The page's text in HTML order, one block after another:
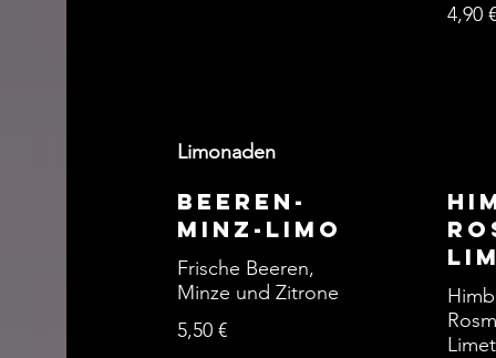
4,90 €
Limonaden
Beeren-
Minz-Limo
Frische Beeren,
Minze und Zitrone
5,50 €